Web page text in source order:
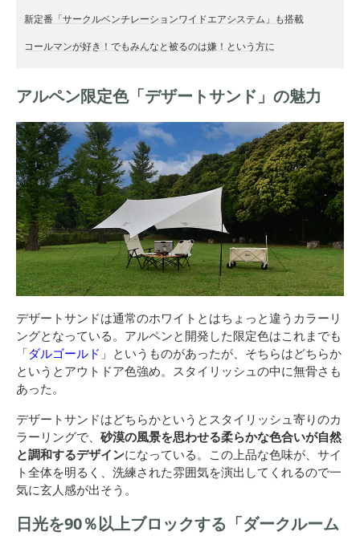
新定番「サークルベンチレーションワイドエアシステム」も搭載
コールマンが好き！でもみんなと被るのは嫌！という方に
アルペン限定色「デザートサンド」の魅力
デザートサンドは通常のホワイトとはちょっと違うカラーリ
ングとなっている。アルペンと開発した限定色はこれまでも
「ダルゴールド 」というものがあったが、そちらはどちらか
というとアウトドア色強め。スタイリッシュの中に無骨さも
あった。
デザートサンドはどちらかというとスタイリッシュ寄りのカ
ラーリングで、 砂漠の風景を思わせる柔らかな色合いが自然
と調和するデザインになっている。この上品な色味が、サイ
ト全体を明るく、洗練された雰囲気を演出してくれるので一
気に玄人感が出そう。
日光を90％以上ブロックする「ダークルーム